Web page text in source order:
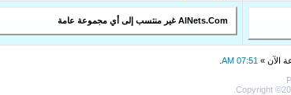
AlNets.Com غير منتسب إلى أي مجموعة عامة
الآن » 07:51 AM
Copyright